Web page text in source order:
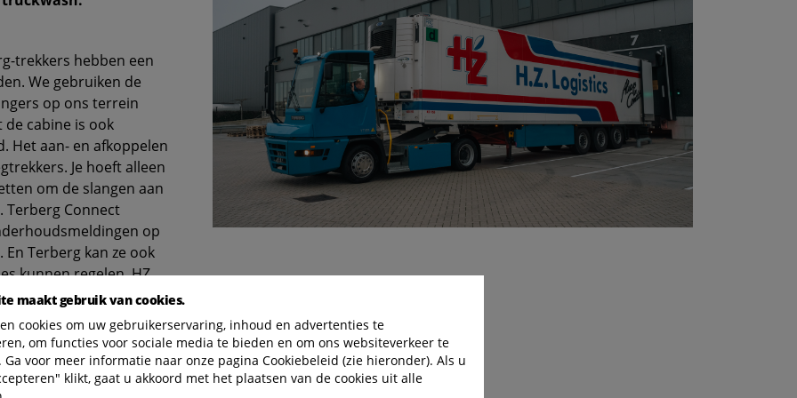
trekkers hebben een
We gebruiken de
op ons terrein
de cabine is ook
Het aan- en afkoppelen
Je hoeft alleen
om de slangen aan
Terberg Connect
op
Terberg kan ze ook
kunnen regelen. HZ
het zou me niet
maakt gebruik van cookies.
cookies om uw gebruikerservaring, inhoud en advertenties te
om functies voor sociale media te bieden en om ons websiteverkeer te
Ga voor meer informatie naar onze pagina Cookiebeleid (zie hieronder). Als u
klikt, gaat u akkoord met het plaatsen van de cookies uit alle